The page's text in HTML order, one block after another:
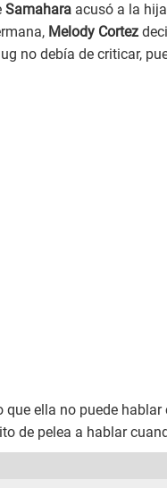
Samahara acusó a la
Melody Cortez
no debía de criticar,
que ella no puede
de pelea a hablar